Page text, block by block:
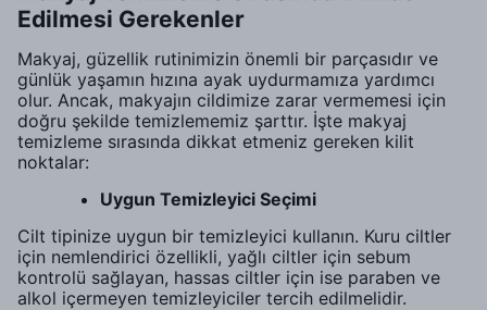
Edilmesi Gerekenler
Makyaj, güzellik rutinimizin önemli bir parçasıdır ve
günlük yaşamın hızına ayak uydurmamıza yardımcı
olur. Ancak, makyajın cildimize zarar vermemesi için
doğru şekilde temizlememiz şarttır. İşte makyaj
temizleme sırasında dikkat etmeniz gereken kilit
noktalar:
Uygun Temizleyici Seçimi
Cilt tipinize uygun bir temizleyici kullanın. Kuru ciltler
için nemlendirici özellikli, yağlı ciltler için sebum
kontrolü sağlayan, hassas ciltler için ise paraben ve
alkol içermeyen temizleyiciler tercih edilmelidir.